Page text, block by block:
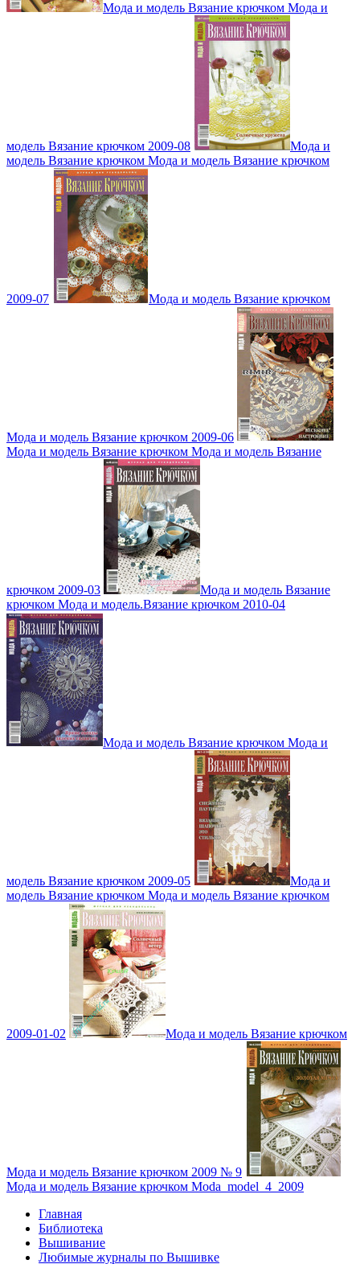
Мода и модель Вязание крючком Мода и
модель Вязание крючком 2009-08
Мода и
модель Вязание крючком Мода и модель Вязание крючком
2009-07 Мода и модель Вязание крючком
Мода и модель Вязание крючком 2009-06
Мода и модель Вязание крючком Мода и модель Вязание
крючком 2009-03
Мода и модель Вязание
крючком Мода и модель.Вязание крючком 2010-04
Мода и модель Вязание крючком Мода и
модель Вязание крючком 2009-05
Мода и
модель Вязание крючком Мода и модель Вязание крючком
2009-01-02 Мода и модель Вязание крючком
Мода и модель Вязание крючком 2009 № 9
Мода и модель Вязание крючком Moda_model_4_2009
Главная
Библиотека
Вышивание
Любимые журналы по Вышивке